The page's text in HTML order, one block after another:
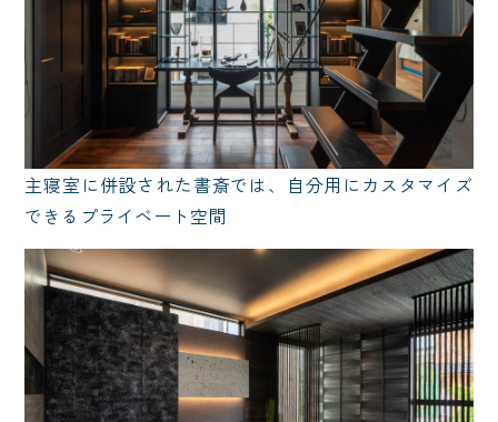
主寝室に併設された書斎では、自分用にカスタマイズ
できるプライベート空間